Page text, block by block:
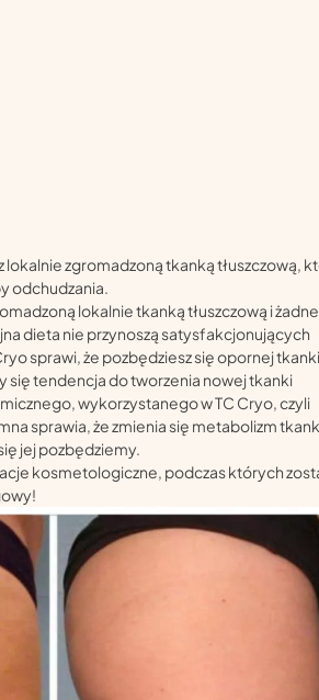
zgromadzoną tkanką tłuszczową,
odchudzania.
lokalnie tkanką tłuszczową i żadne
dieta nie przynoszą satysfakcjonujących
sprawi, że pozbędziesz się opornej tkanki
się tendencja do tworzenia nowej tkanki
wykorzystanego w TC Cryo, czyli
sprawia, że zmienia się metabolizm
jej pozbędziemy.
kosmetologiczne, podczas których